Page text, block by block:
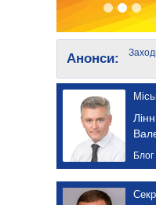
Анонси:
Блог